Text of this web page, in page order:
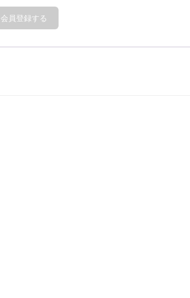
会員登録する